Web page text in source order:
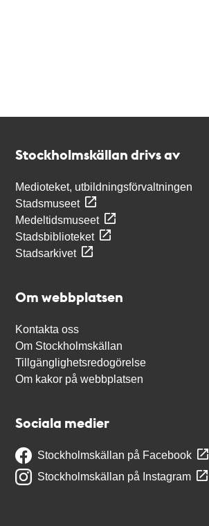
Stockholmskällan drivs av
Medioteket, utbildningsförvaltningen
Stadsmuseet
Medeltidsmuseet
Stadsbiblioteket
Stadsarkivet
Om webbplatsen
Kontakta oss
Om Stockholmskällan
Tillgänglighetsredogörelse
Om kakor på webbplatsen
Sociala medier
Stockholmskällan på Facebook
Stockholmskällan på Instagram